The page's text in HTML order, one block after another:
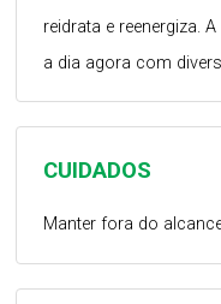
CUIDADOS
Manter fora do
reidrata e reenergiza.
a dia agora com